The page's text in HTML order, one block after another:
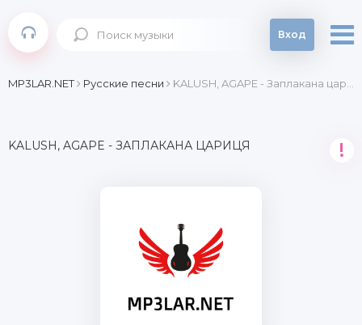
Вход
MP3LAR.NET Русские песни KALUSH, AGAPE - Заплакана цариця
KALUSH, AGAPE - ЗАПЛАКАНА ЦАРИЦЯ !